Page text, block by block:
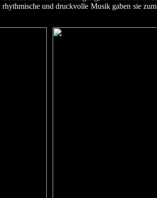
und druckvolle Musik gaben sie